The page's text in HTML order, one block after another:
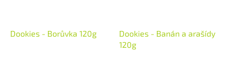
Dookies - Borůvka 120g
Dookies - Banán a arašídy
120g